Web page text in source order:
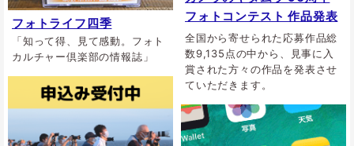
フォトコンテスト 作品発表
全国から寄せられた応募作品総
数9,135点の中から、見事に入
賞された方々の作品を発表させ
ていただきます。
フォトライフ四季
「知って得、見て感動。フォト
カルチャー倶楽部の情報誌」